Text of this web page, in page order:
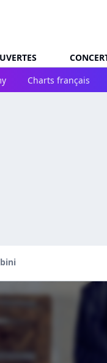
Charts français